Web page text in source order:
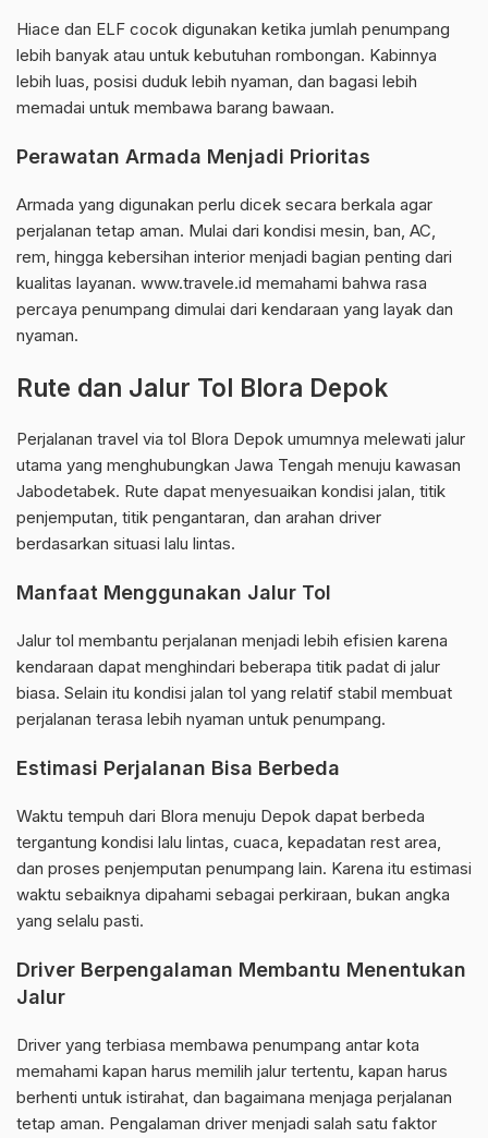
Hiace dan ELF cocok digunakan ketika jumlah penumpang
lebih banyak atau untuk kebutuhan rombongan. Kabinnya
lebih luas, posisi duduk lebih nyaman, dan bagasi lebih
memadai untuk membawa barang bawaan.
Perawatan Armada Menjadi Prioritas
Armada yang digunakan perlu dicek secara berkala agar
perjalanan tetap aman. Mulai dari kondisi mesin, ban, AC,
rem, hingga kebersihan interior menjadi bagian penting dari
kualitas layanan. www.travele.id memahami bahwa rasa
percaya penumpang dimulai dari kendaraan yang layak dan
nyaman.
Rute dan Jalur Tol Blora Depok
Perjalanan travel via tol Blora Depok umumnya melewati jalur
utama yang menghubungkan Jawa Tengah menuju kawasan
Jabodetabek. Rute dapat menyesuaikan kondisi jalan, titik
penjemputan, titik pengantaran, dan arahan driver
berdasarkan situasi lalu lintas.
Manfaat Menggunakan Jalur Tol
Jalur tol membantu perjalanan menjadi lebih efisien karena
kendaraan dapat menghindari beberapa titik padat di jalur
biasa. Selain itu kondisi jalan tol yang relatif stabil membuat
perjalanan terasa lebih nyaman untuk penumpang.
Estimasi Perjalanan Bisa Berbeda
Waktu tempuh dari Blora menuju Depok dapat berbeda
tergantung kondisi lalu lintas, cuaca, kepadatan rest area,
dan proses penjemputan penumpang lain. Karena itu estimasi
waktu sebaiknya dipahami sebagai perkiraan, bukan angka
yang selalu pasti.
Driver Berpengalaman Membantu Menentukan
Jalur
Driver yang terbiasa membawa penumpang antar kota
memahami kapan harus memilih jalur tertentu, kapan harus
berhenti untuk istirahat, dan bagaimana menjaga perjalanan
tetap aman. Pengalaman driver menjadi salah satu faktor